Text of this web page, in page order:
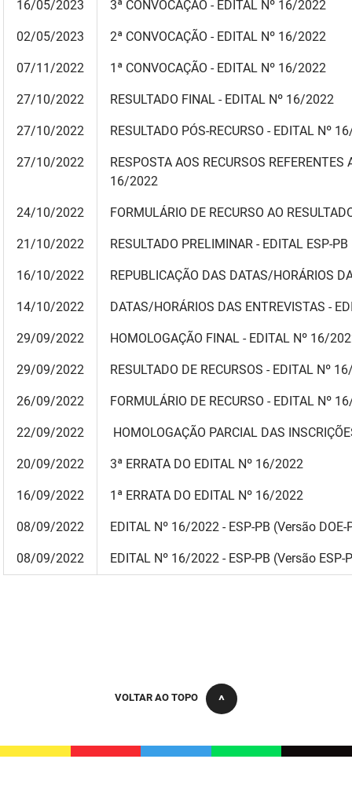
16/05/2023 3ª CONVOCAÇÃO - EDITAL Nº 16/2022
02/05/2023 2ª CONVOCAÇÃO - EDITAL Nº 16/2022
07/11/2022 1ª CONVOCAÇÃO - EDITAL Nº 16/2022
27/10/2022 RESULTADO FINAL - EDITAL Nº 16/2022
27/10/2022 RESULTADO PÓS-RECURSO - EDITAL Nº
27/10/2022
RESPOSTA AOS RECURSOS REFERENTES
16/2022
24/10/2022 FORMULÁRIO DE RECURSO AO
21/10/2022 RESULTADO PRELIMINAR - EDITAL ESP-
16/10/2022 REPUBLICAÇÃO DAS DATAS/HORÁRIOS
14/10/2022 DATAS/HORÁRIOS DAS ENTREVISTAS -
29/09/2022 HOMOLOGAÇÃO FINAL - EDITAL Nº 16/
29/09/2022 RESULTADO DE RECURSOS - EDITAL Nº
26/09/2022 FORMULÁRIO DE RECURSO - EDITAL Nº
22/09/2022 HOMOLOGAÇÃO PARCIAL DAS
20/09/2022 3ª ERRATA DO EDITAL Nº 16/2022
16/09/2022 1ª ERRATA DO EDITAL Nº 16/2022
08/09/2022 EDITAL Nº 16/2022 - ESP-PB (Versão DOE-
08/09/2022 EDITAL Nº 16/2022 - ESP-PB (Versão ESP-
VOLTAR AO TOPO